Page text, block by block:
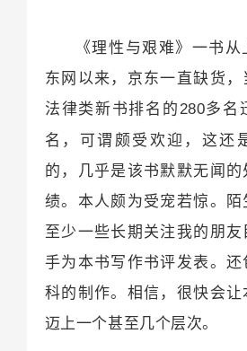
《理性与艰难》一书
东网以来，京东一直缺货
法律类新书排名的280多名
名，可谓颇受欢迎，这还
的，几乎是该书默默无闻
绩。本人颇为受宠若惊。陌
至少一些长期关注我的朋
手为本书写作书评发表。
科的制作。相信，很快会让
迈上一个甚至几个层次。